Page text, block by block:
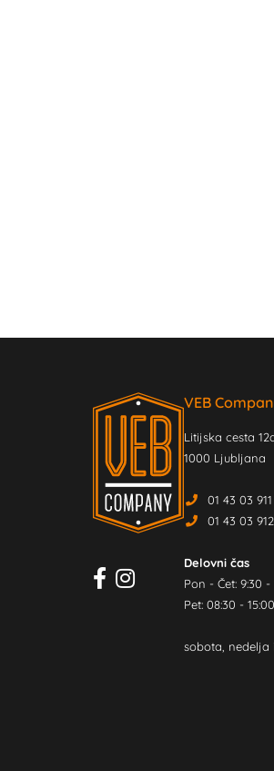
VEB
Litijska cesta
1000 Ljubljana
01 43 03
01 43 03
Delovni čas
Pon - Čet: 9:30 -
Pet: 08:30 - 15:00
sobota,